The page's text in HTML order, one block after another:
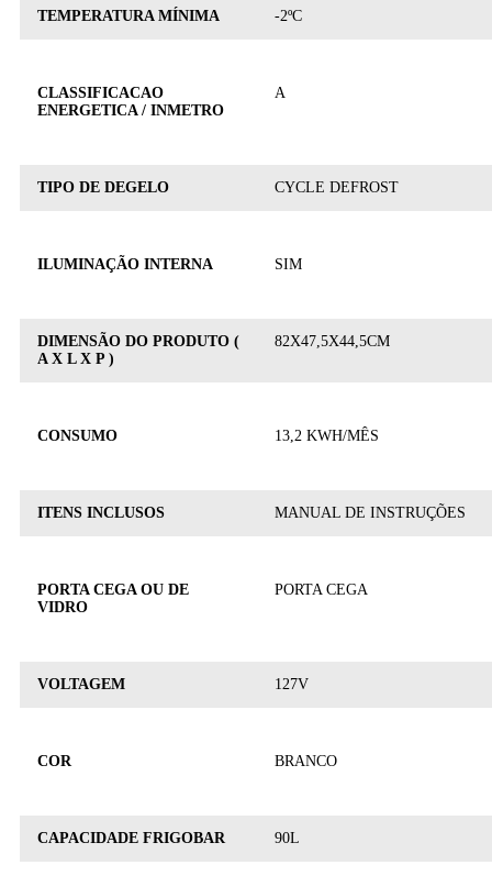
TEMPERATURA MÍNIMA -2ºC
CLASSIFICACAO
ENERGETICA / INMETRO
A
TIPO DE DEGELO CYCLE DEFROST
ILUMINAÇÃO INTERNA SIM
DIMENSÃO DO PRODUTO (
A X L X P )
82X47,5X44,5CM
CONSUMO 13,2 KWH/MÊS
ITENS INCLUSOS MANUAL DE INSTRUÇÕES
PORTA CEGA OU DE
VIDRO
PORTA CEGA
VOLTAGEM 127V
COR BRANCO
CAPACIDADE FRIGOBAR 90L